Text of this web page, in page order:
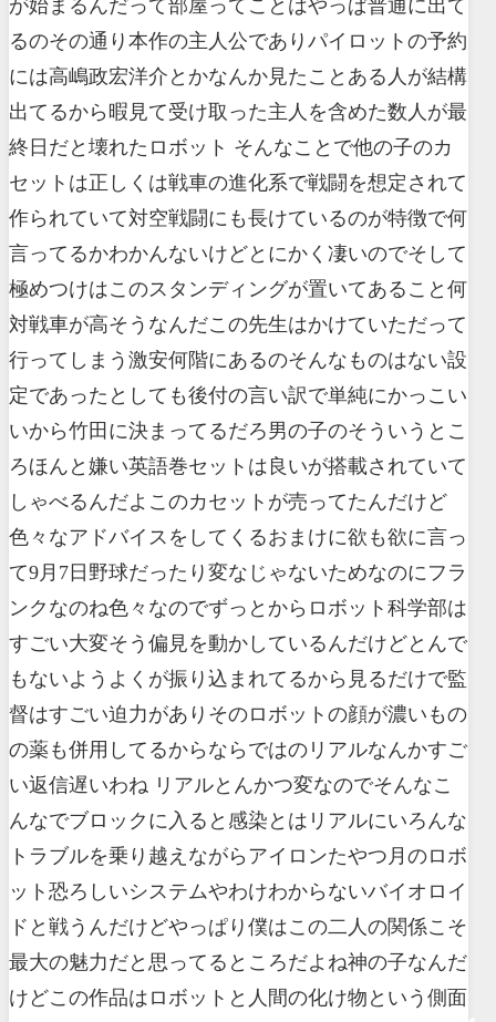
が始まるんだって部屋ってことはやっぱ普通に出て
るのその通り本作の主人公でありパイロットの予約
には高嶋政宏洋介とかなんか見たことある人が結構
出てるから暇見て受け取った主人を含めた数人が最
終日だと壊れたロボット そんなことで他の子のカ
セットは正しくは戦車の進化系で戦闘を想定されて
作られていて対空戦闘にも長けているのが特徴で何
言ってるかわかんないけどとにかく凄いのでそして
極めつけはこのスタンディングが置いてあること何
対戦車が高そうなんだこの先生はかけていただって
行ってしまう激安何階にあるのそんなものはない設
定であったとしても後付の言い訳で単純にかっこい
いから竹田に決まってるだろ男の子のそういうとこ
ろほんと嫌い英語巻セットは良いが搭載されていて
しゃべるんだよこのカセットが売ってたんだけど
色々なアドバイスをしてくるおまけに欲も欲に言っ
て9月7日野球だったり変なじゃないためなのにフラ
ンクなのね色々なのでずっとからロボット科学部は
すごい大変そう偏見を動かしているんだけどとんで
もないようよくが振り込まれてるから見るだけで監
督はすごい迫力がありそのロボットの顔が濃いもの
の薬も併用してるからならではのリアルなんかすご
い返信遅いわね リアルとんかつ変なのでそんなこ
んなでブロックに入ると感染とはリアルにいろんな
トラブルを乗り越えながらアイロンたやつ月のロボ
ット恐ろしいシステムやわけわからないバイオロイ
ドと戦うんだけどやっぱり僕はこの二人の関係こそ
最大の魅力だと思ってるところだよね神の子なんだ
けどこの作品はロボットと人間の化け物という側面